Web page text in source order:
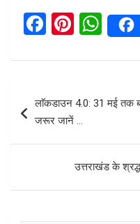
F
ce
o
Pi
er
t
W
h
at
A
p
navigation
लाॅकडाउन 4.0: 31 मई तक
जरूर जानें …
उत्तराखंड के